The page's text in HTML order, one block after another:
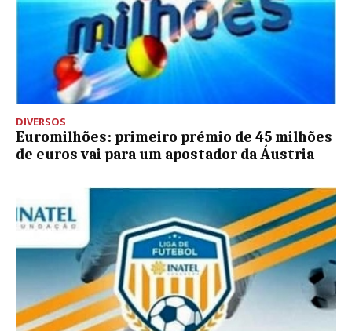
DIVERSOS
Euromilhões: primeiro prémio de 45 milhões
de euros vai para um apostador da Áustria